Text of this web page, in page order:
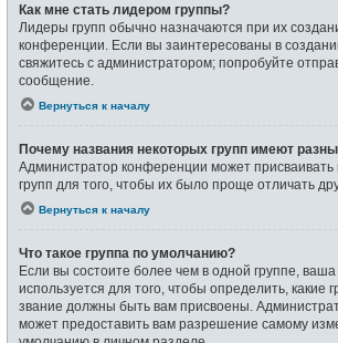
Как мне стать лидером группы?
Лидеры групп обычно назначаются при их
конференции. Если вы заинтересованы в
свяжитесь с администратором; попробуйте
сообщение.
Вернуться к началу
Почему названия некоторых групп имеют
Администратор конференции может присваивать
групп для того, чтобы их было проще отличать
Вернуться к началу
Что такое группа по умолчанию?
Если вы состоите более чем в одной группе,
используется для того, чтобы определить, какие
звание должны быть вам присвоены.
может предоставить вам разрешение самому